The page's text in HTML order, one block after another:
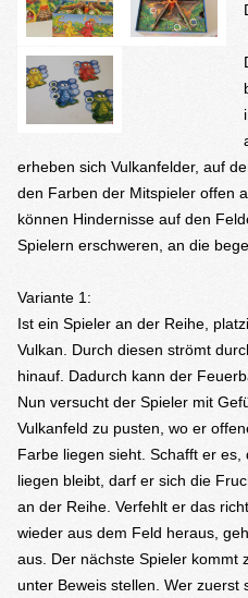
erheben sich Vulkanfelder, auf
den Farben der Mitspieler offen
können Hindernisse auf den
Spielern erschweren, an die
Variante 1:
Ist ein Spieler an der Reihe,
Vulkan. Durch diesen strömt
hinauf. Dadurch kann der
Nun versucht der Spieler mit
Vulkanfeld zu pusten, wo er
Farbe liegen sieht. Schafft er
liegen bleibt, darf er sich die
an der Reihe. Verfehlt er das
wieder aus dem Feld heraus,
aus. Der nächste Spieler kommt
unter Beweis stellen. Wer zuerst